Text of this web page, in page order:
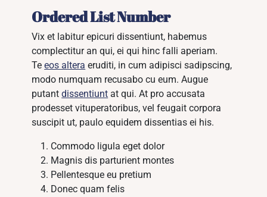
Ordered List Number
Vix et labitur epicuri dissentiunt, habemus
complectitur an qui, ei qui hinc falli aperiam.
Teeos altera eruditi, in cum adipisci sadipscing,
modo numquam recusabo cu eum. Augue
putantdissentiunt at qui. At pro accusata
prodesset vituperatoribus, vel feugait corpora
suscipit ut, paulo equidem dissentias ei his.
Commodo ligula eget dolor
Magnis dis parturient montes
Pellentesque eu pretium
Donec quam felis